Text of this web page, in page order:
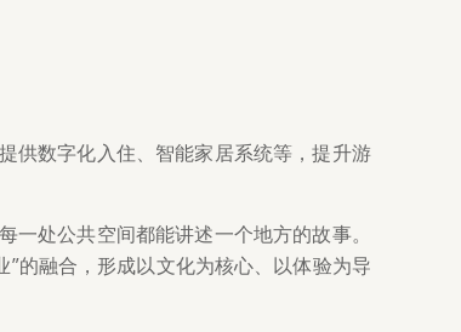
供数字化入住、智能家居系统等，提升游
处公共空间都能讲述一个地方的故事。
的融合，形成以文化为核心、以体验为导